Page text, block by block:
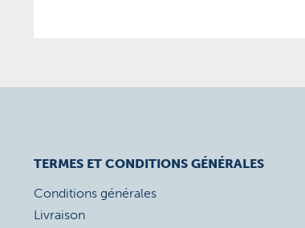
TERMES ET CONDITIONS GÉNÉRALES
Conditions générales
Livraison